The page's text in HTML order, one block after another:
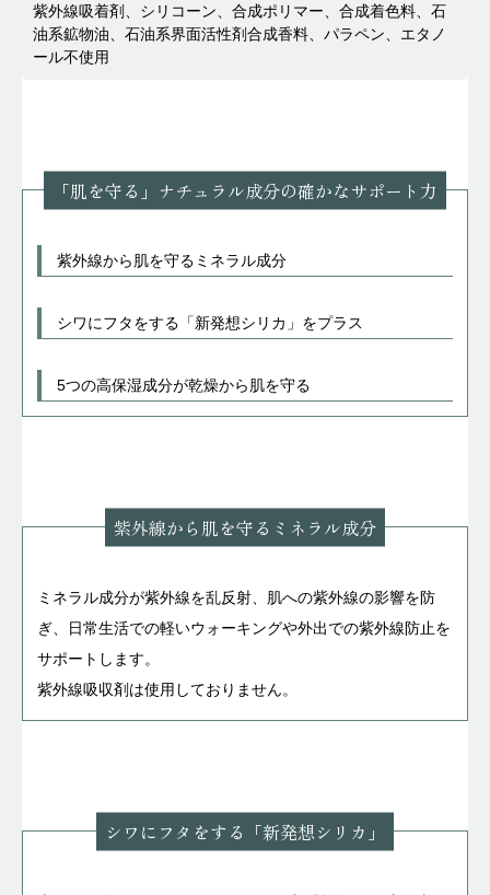
紫外線吸着剤、シリコーン、合成ポリマー、合成着色料、石
油系鉱物油、石油系界面活性剤合成香料、パラペン、エタノ
ール不使用
「肌を守る」ナチュラル成分の確かなサポート力
紫外線から肌を守るミネラル成分
シワにフタをする「新発想シリカ」をプラス
5つの高保湿成分が乾燥から肌を守る
紫外線から肌を守るミネラル成分
ミネラル成分が紫外線を乱反射、肌への紫外線の影響を防
ぎ、日常生活での軽いウォーキングや外出での紫外線防止を
サポートします。
紫外線吸収剤は使用しておりません。
シワにフタをする「新発想シリカ」